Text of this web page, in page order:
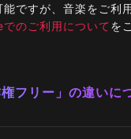
ですが、音楽をご利
のご利用についてを
フリー」の違いに